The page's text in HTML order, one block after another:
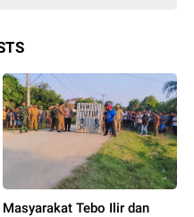
Masyarakat Tebo Ilir dan